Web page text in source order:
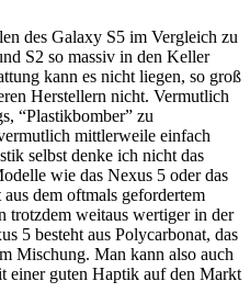
des Galaxy S5 im Vergleich zu
S2 so massiv in den Keller
kann es nicht liegen, so groß
Herstellern nicht. Vermutlich
“Plastikbomber” zu
mittlerweile einfach
selbst denke ich nicht das
wie das Nexus 5 oder das
dem oftmals gefordertem
weitaus wertiger in der
5 besteht aus Polycarbonat, das
Mischung. Man kann also auch
einer guten Haptik auf den Markt